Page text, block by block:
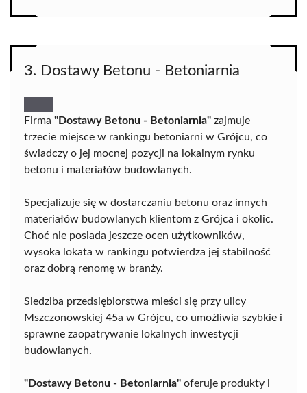
3. Dostawy Betonu - Betoniarnia
Firma "Dostawy Betonu - Betoniarnia" zajmuje
trzecie miejsce w rankingu betoniarni w Grójcu, co
świadczy o jej mocnej pozycji na lokalnym rynku
betonu i materiałów budowlanych.
Specjalizuje się w dostarczaniu betonu oraz innych
materiałów budowlanych klientom z Grójca i okolic.
Choć nie posiada jeszcze ocen użytkowników,
wysoka lokata w rankingu potwierdza jej stabilność
oraz dobrą renomę w branży.
Siedziba przedsiębiorstwa mieści się przy ulicy
Mszczonowskiej 45a w Grójcu, co umożliwia szybkie i
sprawne zaopatrywanie lokalnych inwestycji
budowlanych.
"Dostawy Betonu - Betoniarnia" oferuje produkty i